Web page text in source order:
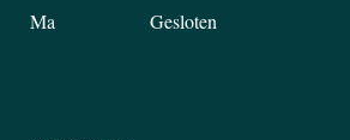
Ma
Gesloten